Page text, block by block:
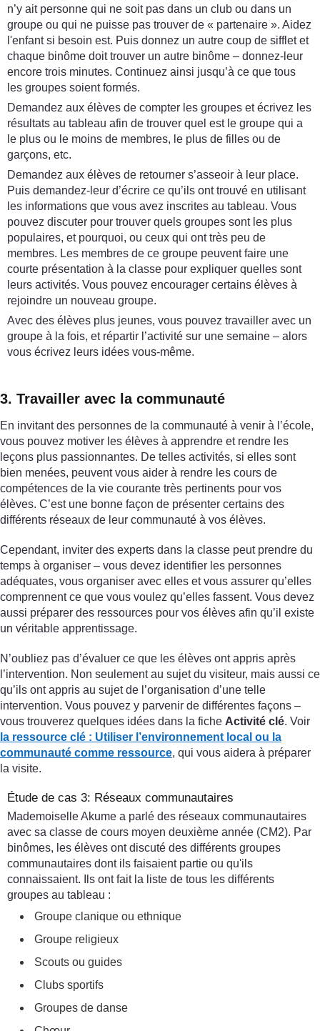
n’y ait personne qui ne soit pas dans un club ou dans un
groupe ou qui ne puisse pas trouver de « partenaire ». Aidez
l'enfant si besoin est. Puis donnez un autre coup de sifflet et
chaque binôme doit trouver un autre binôme – donnez-leur
encore trois minutes. Continuez ainsi jusqu’à ce que tous
les groupes soient formés.
Demandez aux élèves de compter les groupes et écrivez les
résultats au tableau afin de trouver quel est le groupe qui a
le plus ou le moins de membres, le plus de filles ou de
garçons, etc.
Demandez aux élèves de retourner s’asseoir à leur place.
Puis demandez-leur d’écrire ce qu’ils ont trouvé en utilisant
les informations que vous avez inscrites au tableau. Vous
pouvez discuter pour trouver quels groupes sont les plus
populaires, et pourquoi, ou ceux qui ont très peu de
membres. Les membres de ce groupe peuvent faire une
courte présentation à la classe pour expliquer quelles sont
leurs activités. Vous pouvez encourager certains élèves à
rejoindre un nouveau groupe.
Avec des élèves plus jeunes, vous pouvez travailler avec un
groupe à la fois, et répartir l’activité sur une semaine – alors
vous écrivez leurs idées vous-même.
3. Travailler avec la communauté
En invitant des personnes de la communauté à venir à l’école,
vous pouvez motiver les élèves à apprendre et rendre les
leçons plus passionnantes. De telles activités, si elles sont
bien menées, peuvent vous aider à rendre les cours de
compétences de la vie courante très pertinents pour vos
élèves. C’est une bonne façon de présenter certains des
différents réseaux de leur communauté à vos élèves.
Cependant, inviter des experts dans la classe peut prendre du
temps à organiser – vous devez identifier les personnes
adéquates, vous organiser avec elles et vous assurer qu’elles
comprennent ce que vous voulez qu’elles fassent. Vous devez
aussi préparer des ressources pour vos élèves afin qu’il existe
un véritable apprentissage.
N’oubliez pas d’évaluer ce que les élèves ont appris après
l’intervention. Non seulement au sujet du visiteur, mais aussi ce
qu’ils ont appris au sujet de l’organisation d’une telle
intervention. Vous pouvez y parvenir de différentes façons –
vous trouverez quelques idées dans la fiche Activité clé. Voir
la ressource clé : Utiliser l’environnement local ou la
communauté comme ressource, qui vous aidera à préparer
la visite.
Étude de cas 3: Réseaux communautaires
Mademoiselle Akume a parlé des réseaux communautaires
avec sa classe de cours moyen deuxième année (CM2). Par
binômes, les élèves ont discuté des différents groupes
communautaires dont ils faisaient partie ou qu'ils
connaissaient. Ils ont fait la liste de tous les différents
groupes au tableau :
Groupe clanique ou ethnique
Groupe religieux
Scouts ou guides
Clubs sportifs
Groupes de danse